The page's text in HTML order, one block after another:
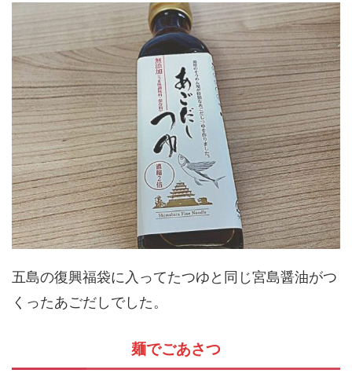
五島の復興福袋に入ってたつゆと同じ宮島醤油がつ
くったあごだしでした。
麺でごあさつ